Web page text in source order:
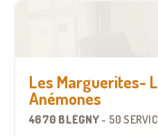
Les Marguerites-
Anémones
4670 BLÉGNY - 50